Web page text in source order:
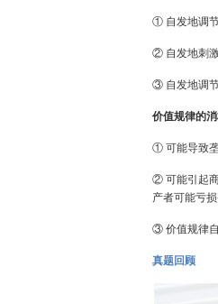
① 自发地调
② 自发地刺
③ 自发地调
价值规律的
① 可能导致
② 可能引起
产者可能亏
③ 价值规律
真题回顾